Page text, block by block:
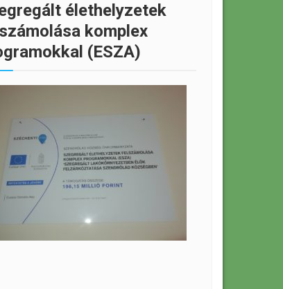
élethelyzetek
komplex
(ESZA)